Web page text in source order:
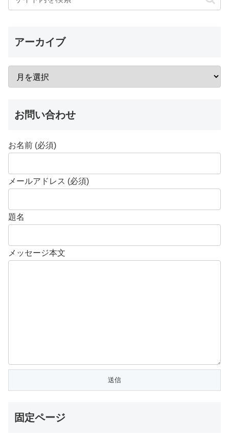
アーカイブ
お問い合わせ
お名前 (必須)
メールアドレス (必須)
題名
メッセージ本文
固定ページ